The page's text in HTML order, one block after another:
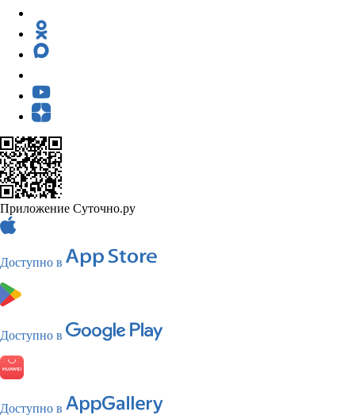
Приложение Суточно.ру
Доступно в
Доступно в
Доступно в